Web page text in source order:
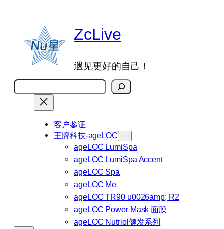
ZcLive
遇见更好的自己！
搜
索
客户鉴证
王牌科技-ageLOC
ageLOC LumiSpa
ageLOC LumiSpa Accent
ageLOC Spa
ageLOC Me
ageLOC TR90 u0026amp; R2
ageLOC Power Mask 面膜
ageLOC Nutriol健发系列